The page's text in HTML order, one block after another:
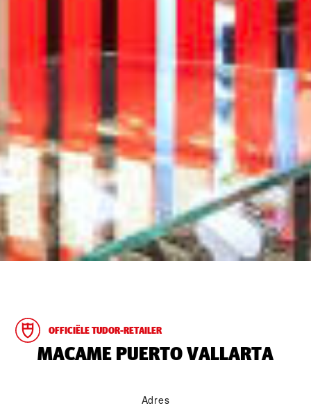
OFFICIËLE TUDOR-RETAILER
‭MACAME PUERTO VALLARTA‬
Adres